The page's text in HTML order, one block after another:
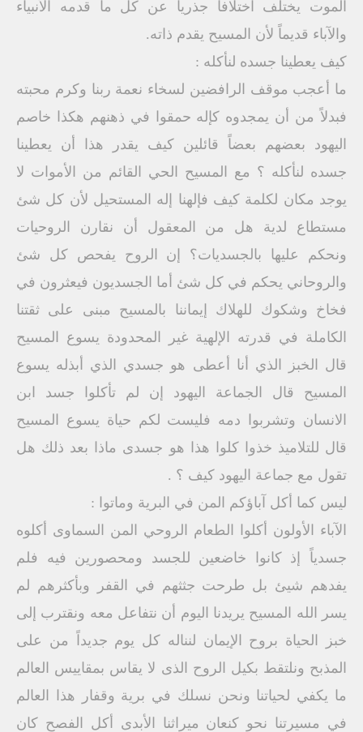
الموت يختلف اختلافاً جذرياً عن كل ما قدمه الأنبياء
والآباء قديماً لأن المسيح يقدم ذاته.
كيف يعطينا جسده لنأكله :
ما أعجب موقف الرافضين لسخاء نعمة ربنا وكرم محبته
فبدلاً من أن يمجدوه كإله حمقوا في ذهنهم هكذا خاصم
اليهود بعضهم بعضاً قائلين كيف يقدر هذا أن يعطينا
جسده لنأكله ؟ مع المسيح الحي القائم من الأموات لا
يوجد مكان لكلمة كيف فإلهنا إله المستحيل لأن كل شئ
مستطاع لدية هل من المعقول أن نقارن الروحيات
ونحكم عليها بالجسديات؟ إن الروح يفحص كل شئ
والروحاني يحكم في كل شئ أما الجسديون فيعثرون في
فخاخ وشكوك للهلاك إيماننا بالمسيح مبنى على ثقتنا
الكاملة في قدرته الإلهية غير المحدودة يسوع المسيح
قال الخبز الذي أنا أعطى هو جسدي الذي أبذله يسوع
المسيح قال الجماعة اليهود إن لم تأكلوا جسد ابن
الانسان وتشربوا دمه فليست لكم حياة يسوع المسيح
قال للتلاميذ خذوا كلوا هذا هو جسدى ماذا بعد ذلك هل
تقول مع جماعة اليهود كيف ؟ .
ليس كما أكل آباؤكم المن في البرية وماتوا :
الآباء الأولون أكلوا الطعام الروحي المن السماوى أكلوه
جسدياً إذ كانوا خاضعين للجسد ومحصورين فيه فلم
يفدهم شيئ بل طرحت جثثهم في القفر وبأكثرهم لم
يسر الله المسيح يريدنا اليوم أن نتفاعل معه ونقترب إلى
خبز الحياة بروح الإيمان لنناله كل يوم جديداً من على
المذبح ونلتقط بكيل الروح الذى لا يقاس بمقاييس العالم
ما يكفي لحياتنا ونحن نسلك في برية وقفار هذا العالم
في مسيرتنا نحو كنعان ميراثنا الأبدى أكل الفصح كان